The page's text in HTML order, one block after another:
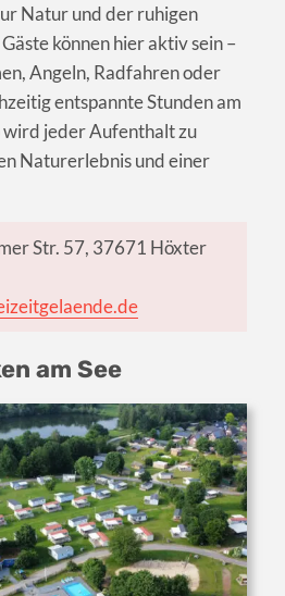
Natur und der ruhigen
können hier aktiv sein –
Angeln, Radfahren oder
entspannte Stunden am
wird jeder Aufenthalt zu
Naturerlebnis und einer
Str. 57, 37671 Höxter
am See